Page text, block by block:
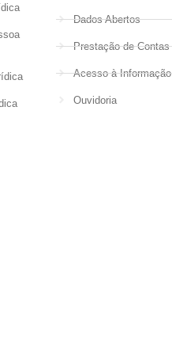
Dados Abertos
Prestação de Contas
Acesso à Informação
Ouvidoria